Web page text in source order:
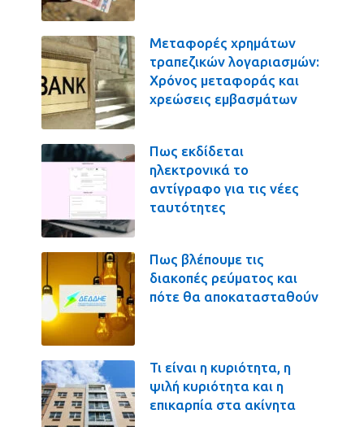
Μεταφορές χρημάτων
τραπεζικών λογαριασμών:
Χρόνος μεταφοράς και
χρεώσεις εμβασμάτων
Πως εκδίδεται
ηλεκτρονικά το
αντίγραφο για τις νέες
ταυτότητες
Πως βλέπουμε τις
διακοπές ρεύματος και
πότε θα αποκατασταθούν
Τι είναι η κυριότητα, η
ψιλή κυριότητα και η
επικαρπία στα ακίνητα